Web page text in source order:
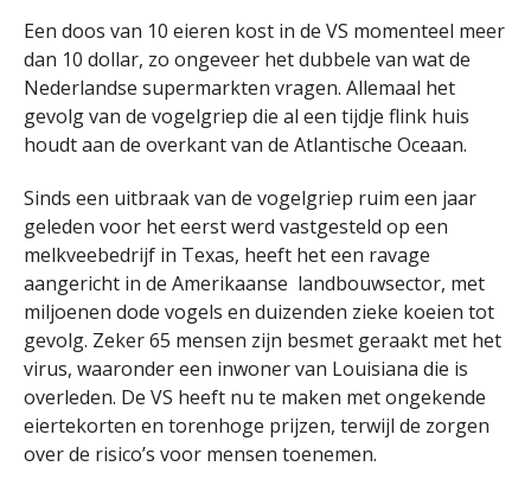
Een doos van 10 eieren kost in de VS momenteel meer
dan 10 dollar, zo ongeveer het dubbele van wat de
Nederlandse supermarkten vragen. Allemaal het
gevolg van de vogelgriep die al een tijdje flink huis
houdt aan de overkant van de Atlantische Oceaan.
Sinds een uitbraak van de vogelgriep ruim een jaar
geleden voor het eerst werd vastgesteld op een
melkveebedrijf in Texas, heeft het een ravage
aangericht in de Amerikaanse landbouwsector, met
miljoenen dode vogels en duizenden zieke koeien tot
gevolg. Zeker 65 mensen zijn besmet geraakt met het
virus, waaronder een inwoner van Louisiana die is
overleden. De VS heeft nu te maken met ongekende
eiertekorten en torenhoge prijzen, terwijl de zorgen
over de risico’s voor mensen toenemen.